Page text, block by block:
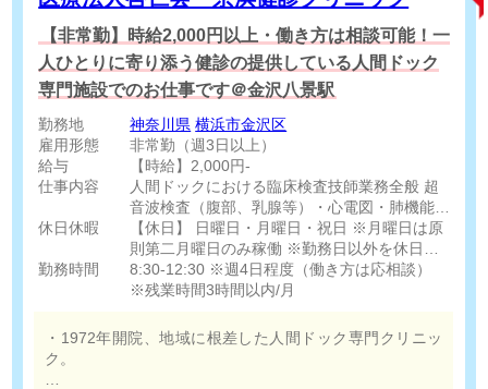
【非常勤】時給2,000円以上・働き方は相談可能！一
人ひとりに寄り添う健診の提供している人間ドック
専門施設でのお仕事です＠金沢八景駅
勤務地 神奈川県 横浜市金沢区
雇用形態
非常勤（週3日以上）
給与
【時給】2,000円-
仕事内容
人間ドックにおける臨床検査技師業務全般 超
音波検査（腹部、乳腺等）・心電図・肺機能・
眼底眼圧・動脈硬化等
休日休暇
【休日】 日曜日・月曜日・祝日 ※月曜日は原
則第二月曜日のみ稼働 ※勤務日以外を休日と
する 【休暇】 有給休暇（法定通り）
勤務時間
8:30-12:30 ※週4日程度（働き方は応相談）
※残業時間3時間以内/月
・1972年開院、地域に根差した人間ドック専門クリニッ
ク。